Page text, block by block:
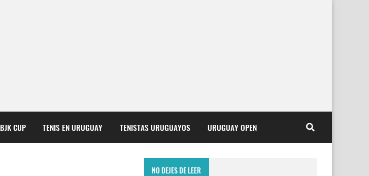
BJK CUP TENIS EN URUGUAY TENISTAS URUGUAYOS URUGUAY OPEN
NO DEJES DE LEER